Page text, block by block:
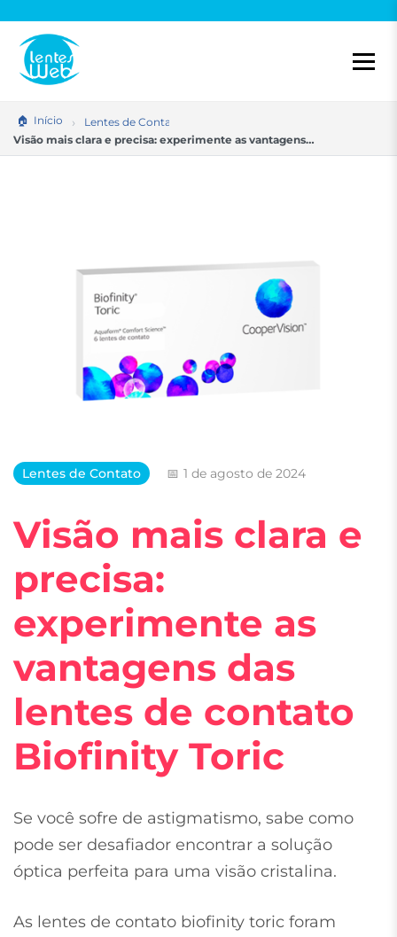
para
conteúdo
Início
Lentes de Contato
Visão mais clara e precisa: experimente as vantagens…
Lentes de Contato 1 de agosto de 2024
Visão mais clara e
precisa:
experimente as
vantagens das
lentes de contato
Biofinity Toric
Se você sofre de astigmatismo, sabe como
pode ser desafiador encontrar a solução
óptica perfeita para uma visão cristalina.
As lentes de contato biofinity toric foram